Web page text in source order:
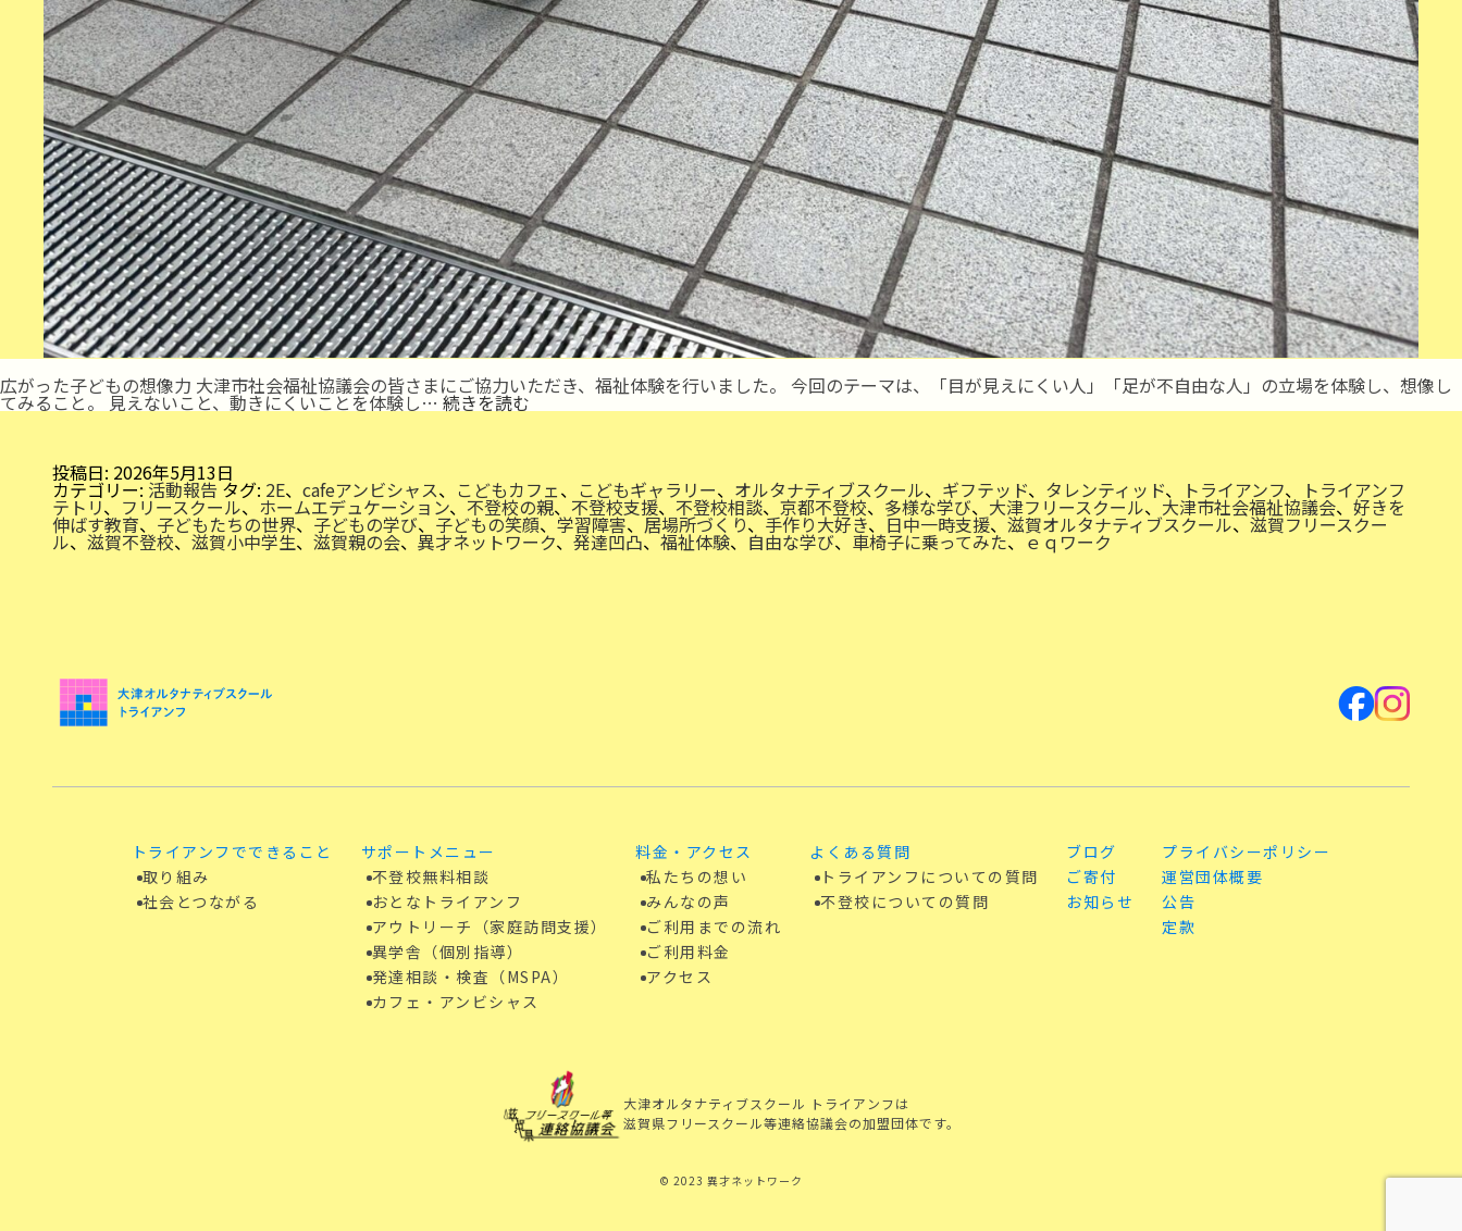
広がった子どもの想像力 大津市社会福祉協議会の皆さまにご協力いただき、福祉体験を行いました。 今回のテーマは、「目が見えにくい人」「足が不自由な人」の立場を体験し、想像し
てみること。 見えないこと、動きにくいことを体験し…続きを読む福
祉
通
じ
て
実
感！
投稿日: 2026年5月13日
カテゴリー: 活動報告 タグ: 2E、 cafeアンビシャス、 こどもカフェ、 こどもギャラリー、 オルタナティブスクール、 ギフテッド、 タレンティッド、 トライアンフ、 トライアンフ
テトリ、 フリースクール、 ホームエデュケーション、不登校の親、 不登校支援、不登校相談、 京都不登校、 多様な学び、 大津フリースクール、 大津市社会福祉協議会、 好きを
伸ばす教育、 子どもたちの世界、子どもの学び、 子どもの笑顔、学習障害、居場所づくり、手作り大好き、 日中一時支援、滋賀オルタナティブスクール、滋賀フリースクー
ル、滋賀不登校、滋賀小中学生、 滋賀親の会、 異才ネットワーク、 発達凹凸、福祉体験、 自由な学び、 車椅子に乗ってみた、ｅｑワーク
トライアンフでできること
取り組み
社会とつながる
サポートメニュー
不登校無料相談
おとなトライアンフ
アウトリーチ（家庭訪問支援）
異学舎（個別指導）
発達相談・検査（MSPA）
カフェ・アンビシャス
料金・アクセス
私たちの想い
みんなの声
ご利用までの流れ
ご利用料金
アクセス
よくある質問
トライアンフについての質問
不登校についての質問
ブログ
ご寄付
お知らせ
プライバシーポリシー
運営団体概要
公告
定款
大津オルタナティブスクール トライアンフは
滋賀県フリースクール等連絡協議会の加盟団体です。
© 2023 異才ネットワーク